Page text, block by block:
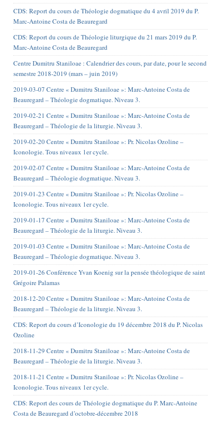
CDS: Report du cours de Théologie dogmatique du 4 avril 2019 du P.
Marc-Antoine Costa de Beauregard
CDS: Report du cours de Théologie liturgique du 21 mars 2019 du P.
Marc-Antoine Costa de Beauregard
Centre Dumitru Staniloae : Calendrier des cours, par date, pour le second
semestre 2018-2019 (mars – juin 2019)
2019-03-07 Centre « Dumitru Staniloae »: Marc-Antoine Costa de
Beauregard – Théologie dogmatique. Niveau 3.
2019-02-21 Centre « Dumitru Staniloae »: Marc-Antoine Costa de
Beauregard – Théologie de la liturgie. Niveau 3.
2019-02-20 Centre « Dumitru Staniloae »: Pr. Nicolas Ozoline –
Iconologie. Tous niveaux 1er cycle.
2019-02-07 Centre « Dumitru Staniloae »: Marc-Antoine Costa de
Beauregard – Théologie dogmatique. Niveau 3.
2019-01-23 Centre « Dumitru Staniloae »: Pr. Nicolas Ozoline –
Iconologie. Tous niveaux 1er cycle.
2019-01-17 Centre « Dumitru Staniloae »: Marc-Antoine Costa de
Beauregard – Théologie de la liturgie. Niveau 3.
2019-01-03 Centre « Dumitru Staniloae »: Marc-Antoine Costa de
Beauregard – Théologie dogmatique. Niveau 3.
2019-01-26 Conférence Yvan Koenig sur la pensée théologique de saint
Grégoire Palamas
2018-12-20 Centre « Dumitru Staniloae »: Marc-Antoine Costa de
Beauregard – Théologie de la liturgie. Niveau 3.
CDS: Report du cours d’Iconologie du 19 décembre 2018 du P. Nicolas
Ozoline
2018-11-29 Centre « Dumitru Staniloae »: Marc-Antoine Costa de
Beauregard – Théologie de la liturgie. Niveau 3.
2018-11-21 Centre « Dumitru Staniloae »: Pr. Nicolas Ozoline –
Iconologie. Tous niveaux 1er cycle.
CDS: Report des cours de Théologie dogmatique du P. Marc-Antoine
Costa de Beauregard d’octobre-décembre 2018